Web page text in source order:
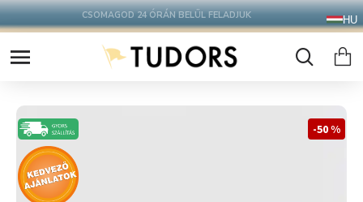
10.000 Ft FELETT INGYENES SZÁLLÍTÁS
FOXPOST CSOMAGAUTOMATÁBA !
HU
-50 %